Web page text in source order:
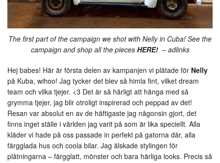
The first part of the campaign we shot with Nelly in Cuba! See the
campaign and shop all the pieces HERE!– adlinks
Hej babes! Här är första delen av kampanjen vi plåtade för Nelly
på Kuba, wihoo! Jag tycker det blev så himla fint, vilket dream
team och vilka tjejer. <3 Det är så härligt att hänga med så
grymma tjejer, jag blir otroligt inspirerad och peppad av det!
Resan var absolut en av de häftigaste jag någonsin gjort, det
finns inget ställe i världen jag varit på som är lika speciellt. Alla
kläder vi hade på oss passade in perfekt på gatorna där, alla
färgglada hus och coola bilar. Jag älskade stylingen för
plåtningarna – färgglatt, mönster och bara härliga looks. Precis så